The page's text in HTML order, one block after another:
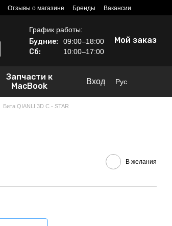
Отзывы о магазине Бренды Вакансии
График работы:
Будние: 09:00–18:00
Сб: 10:00–17:00
Мой заказ
Запчасти к
MacBook
Вход Рус
Бита QIANLI 3D C - STAR
В желания